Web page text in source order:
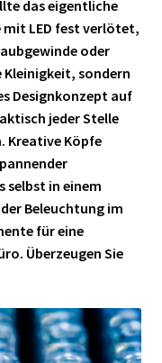
das eigentliche
mit LED fest verlötet,
oder
Kleinigkeit, sondern
Designkonzept auf
jeder Stelle
Kreative Köpfe
selbst in einem
Beleuchtung im
für eine
Überzeugen Sie